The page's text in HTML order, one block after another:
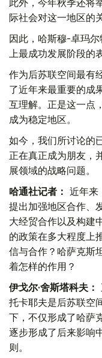
此外，今年秋季还将
际社会对这一地区的
因此，哈斯穆-卓玛尔
上最成功发展阶段的
作为后苏联空间最有
了近年来最重要的成
互理解。正是这一点
成为稳定地区。
如今，我们所讨论的
正在真正成为朋友，
展领域的战略问题。
哈通社记者： 近年来
提出加强地区合作、
大经贸合作以及构建
的政策在多大程度上
信与合作？哈萨克斯
着怎样的作用？
伊戈尔·舍斯塔科夫：
托卡耶夫是后苏联空
下，不仅形成了哈萨
逐步形成了后来影响
则。